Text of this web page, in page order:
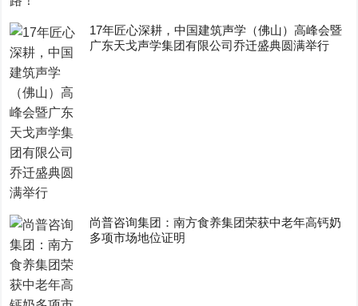
17年匠心深耕，中国建筑声学（佛山）高峰会暨
广东天戈声学集团有限公司乔迁盛典圆满举行
尚普咨询集团：南方食养集团荣获中老年高钙奶
多项市场地位证明